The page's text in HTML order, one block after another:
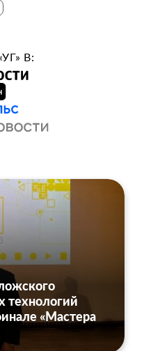
В:
технологий
«Мастера